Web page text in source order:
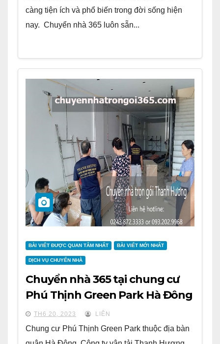
càng tiện ích và phổ biến trong đời sống hiện
nay. Chuyển nhà 365 luôn sẵn...
BÀI VIẾT ĐƯỢC QUAN TÂM NHẤT BÀI VIẾT MỚI NHẤT
DỊCH VỤ CHUYỂN NHÀ
Chuyển nhà 365 tại chung cư
Phú Thịnh Green Park Hà Đông
TH6 20, 2023 LIÊN
Chung cư Phú Thịnh Green Park thuộc địa bàn